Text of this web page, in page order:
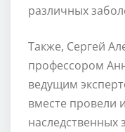
различных
Также, Сергей
профессором
ведущим
вместе провели
наследственных